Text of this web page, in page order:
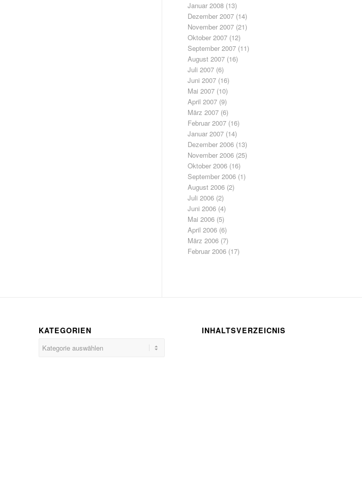
Januar 2008 (13)
Dezember 2007 (14)
November 2007 (21)
Oktober 2007 (12)
September 2007 (11)
August 2007 (16)
Juli 2007 (6)
Juni 2007 (16)
Mai 2007 (10)
April 2007 (9)
März 2007 (6)
Februar 2007 (16)
Januar 2007 (14)
Dezember 2006 (13)
November 2006 (25)
Oktober 2006 (16)
September 2006 (1)
August 2006 (2)
Juli 2006 (2)
Juni 2006 (4)
Mai 2006 (5)
April 2006 (6)
März 2006 (7)
Februar 2006 (17)
KATEGORIEN INHALTSVERZEICNIS